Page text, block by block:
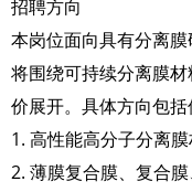
招聘方向
本岗位面向具有分离
将围绕可持续分离膜
价展开。具体方向包括
1. 高性能高分子分离
2. 薄膜复合膜、复合